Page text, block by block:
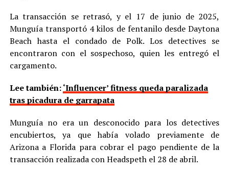
La transacción se retrasó, y el 17 de junio de 2025,
Munguía transportó 4 kilos de fentanilo desde Daytona
Beach hasta el condado de Polk. Los detectives se
encontraron con el sospechoso, quien les entregó el
cargamento.
Lee también:‘Influencer’ fitness queda paralizada
tras picadura de garrapata
Munguía no era un desconocido para los detectives
encubiertos, ya que había volado previamente de
Arizona a Florida para cobrar el pago pendiente de la
transacción realizada con Headspeth el 28 de abril.